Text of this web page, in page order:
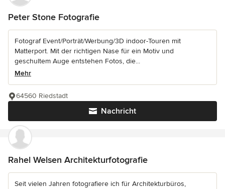
Peter Stone Fotografie
Fotograf Event/Porträt/Werbung/3D indoor-Touren mit
Matterport. Mit der richtigen Nase für ein Motiv und
geschultem Auge entstehen Fotos, die...
Mehr
Nachricht
64560 Riedstadt
Rahel Welsen Architekturfotografie
Seit vielen Jahren fotografiere ich für Architekturbüros,